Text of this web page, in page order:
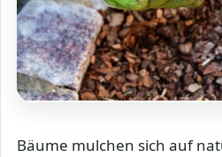
Bäume mulchen sich auf